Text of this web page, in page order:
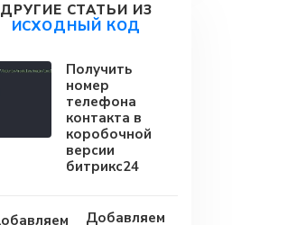
ДРУГИЕ СТАТЬИ ИЗ
ИСХОДНЫЙ КОД
Получить
номер
телефона
контакта в
коробочной
версии
битрикс24
Добавляем